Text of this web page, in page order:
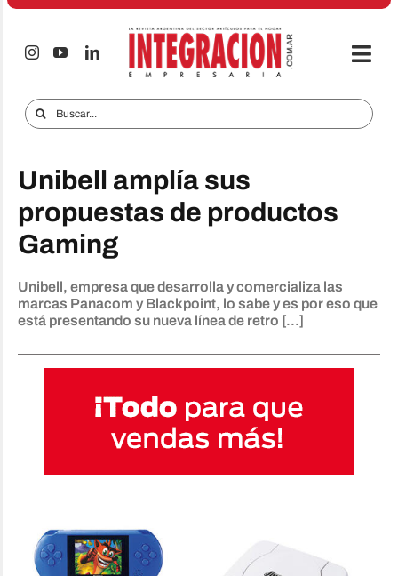
Saltar
Audio & TV
iTECNO
Celulares
Informes Especiales
Buscar:
Unibell amplía sus
propuestas de productos
Gaming
Unibell, empresa que desarrolla y comercializa las
marcas Panacom y Blackpoint, lo sabe y es por eso que
está presentando su nueva línea de retro [...]